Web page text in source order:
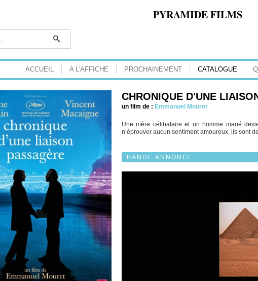
PYRAMIDE FILMS
ACCUEIL A L'AFFICHE PROCHAINEMENT CATALOGUE
CHRONIQUE D'UNE
un film de : Emmanuel Mouret
Une mère célibataire et un homme marié
n’éprouver aucun sentiment amoureux, ils sont
BANDE ANNONCE